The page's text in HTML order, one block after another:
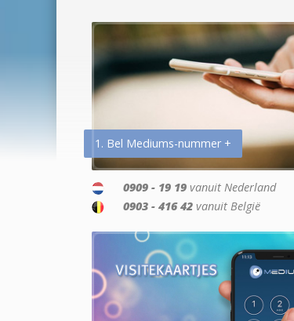
1. Bel Mediums-nummer +
0909 - 19 19 vanuit Nederland
0903 - 416 42 vanuit België